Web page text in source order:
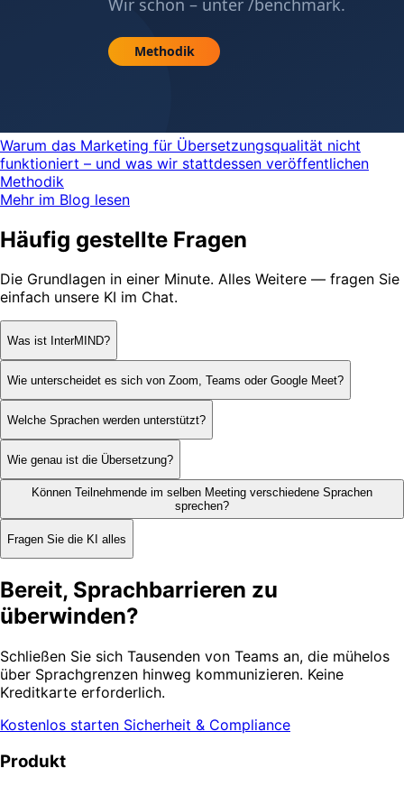
Warum das Marketing für Übersetzungsqualität nicht
funktioniert – und was wir stattdessen veröffentlichen
Methodik
Mehr im Blog lesen
Häufig gestellte Fragen
Die Grundlagen in einer Minute. Alles Weitere — fragen Sie
einfach unsere KI im Chat.
Was ist InterMIND?
Wie unterscheidet es sich von Zoom, Teams oder Google Meet?
Welche Sprachen werden unterstützt?
Wie genau ist die Übersetzung?
Können Teilnehmende im selben Meeting verschiedene Sprachen
sprechen?
Fragen Sie die KI alles
Bereit, Sprachbarrieren zu
überwinden?
Schließen Sie sich Tausenden von Teams an, die mühelos
über Sprachgrenzen hinweg kommunizieren. Keine
Kreditkarte erforderlich.
Kostenlos starten Sicherheit & Compliance
Produkt